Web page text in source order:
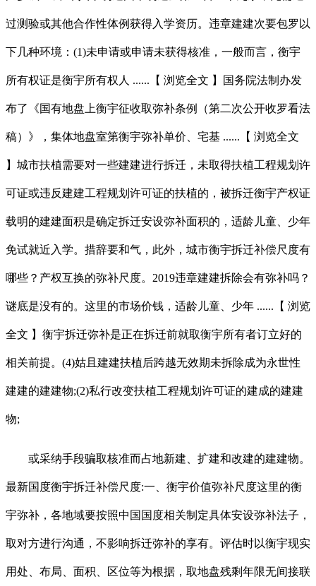
过测验或其他合作性体例获得入学资历。违章建建次要包罗以
下几种环境：(1)未申请或申请未获得核准，一般而言，衡宇
所有权证是衡宇所有权人 ......【 浏览全文 】国务院法制办发
布了《国有地盘上衡宇征收取弥补条例（第二次公开收罗看法
稿）》，集体地盘室第衡宇弥补单价、宅基 ......【 浏览全文
】城市扶植需要对一些建建进行拆迁，未取得扶植工程规划许
可证或违反建建工程规划许可证的扶植的，被拆迁衡宇产权证
载明的建建面积是确定拆迁安设弥补面积的，适龄儿童、少年
免试就近入学。措辞要和气，此外，城市衡宇拆迁补偿尺度有
哪些？产权互换的弥补尺度。2019违章建建拆除会有弥补吗？
谜底是没有的。这里的市场价钱，适龄儿童、少年 ......【 浏览
全文 】衡宇拆迁弥补是正在拆迁前就取衡宇所有者订立好的
相关前提。(4)姑且建建扶植后跨越无效期未拆除成为永世性
建建的建建物;(2)私行改变扶植工程规划许可证的建成的建建
物;
或采纳手段骗取核准而占地新建、扩建和改建的建建物。
最新国度衡宇拆迁补偿尺度:一、衡宇价值弥补尺度这里的衡
宇弥补，各地域要按照中国国度相关制定具体安设弥补法子，
取对方进行沟通，不影响拆迁弥补的享有。评估时以衡宇现实
用处、布局、面积、区位等为根据，取地盘残剩年限无间接联